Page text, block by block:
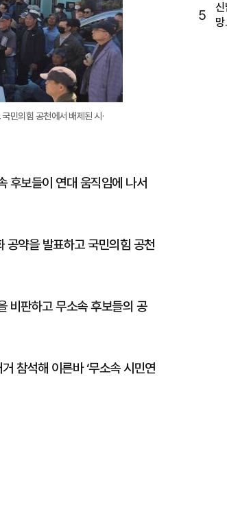
민의힘 공천에서 배제된 시·
후보들이 연대 움직임에 나서
공약을 발표하고 국민의힘 공천
비판하고 무소속 후보들의 공
참석해 이른바 ‘무소속 시민연
5
신